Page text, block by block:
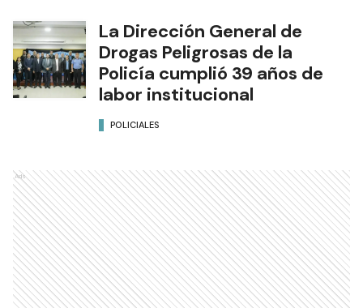
La Dirección General de
Drogas Peligrosas de la
Policía cumplió 39 años de
labor institucional
POLICIALES
Ads